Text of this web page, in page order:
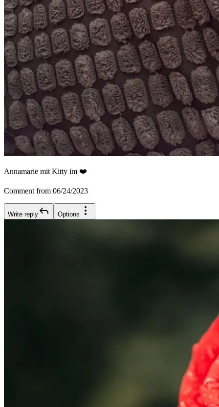
Annamarie mit Kitty im ❤️
Comment from 06/24/2023
Write reply Options